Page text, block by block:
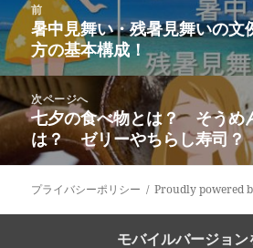
稿
ナ
ビ
ゲ
ー
ョ
ン
前
前
の
投
稿:
暑中見舞い・残暑見舞いの
方の基本構成！
次ページへ
次
の
投
稿:
七夕の食べ物とは？ そうめ
は？ ゼリーやちらし寿司？
プライバシーポリシー Proudly powered
モバイルバージョン